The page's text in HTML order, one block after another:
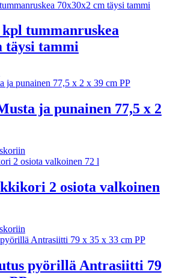
tummanruskea
täysi tammi
ja punainen 77,5 x 2
2 osiota valkoinen
pyörillä Antrasiitti 79